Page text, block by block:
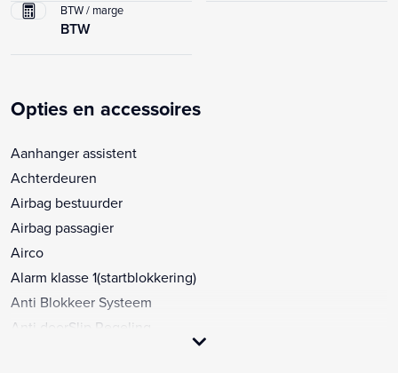
BTW / marge
BTW
Opties en accessoires
Aanhanger assistent
Achterdeuren
Airbag bestuurder
Airbag passagier
Airco
Alarm klasse 1(startblokkering)
Anti Blokkeer Systeem
Anti doorSlip Regeling
Bandenspanningscontrolesysteem